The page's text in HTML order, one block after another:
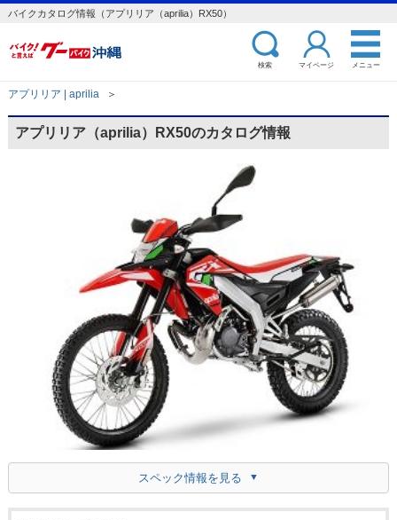
バイクカタログ情報（アプリリア（aprilia）RX50）
検索 マイページ メニュー
アプリリア | aprilia ＞
アプリリア（aprilia）RX50のカタログ情報
スペック情報を見る